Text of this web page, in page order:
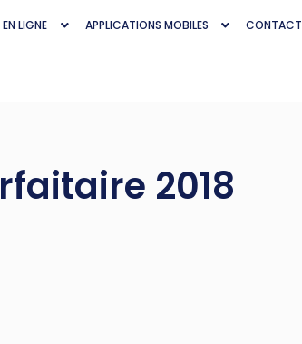
LIGNE APPLICATIONS MOBILES CONTACT
2018